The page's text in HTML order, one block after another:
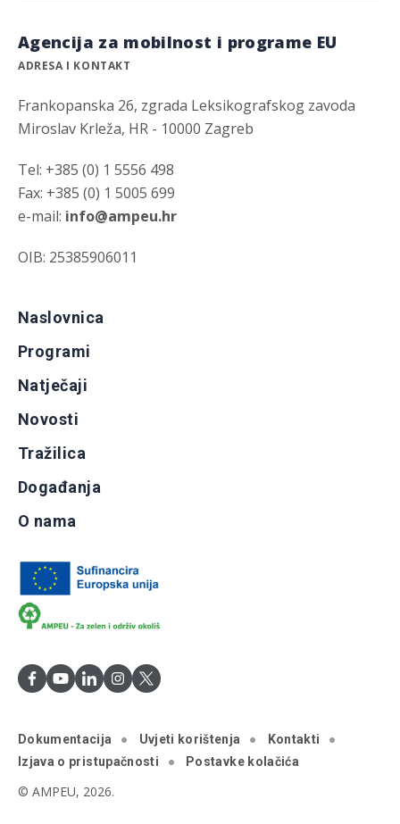
Agencija za mobilnost i programe EU
ADRESA I KONTAKT
Frankopanska 26, zgrada Leksikografskog zavoda
Miroslav Krleža, HR - 10000 Zagreb
Tel: +385 (0) 1 5556 498
Fax: +385 (0) 1 5005 699
e-mail: info@ampeu.hr
OIB: 25385906011
Naslovnica
Programi
Natječaji
Novosti
Tražilica
Događanja
O nama
Dokumentacija Uvjeti korištenja
Kontakti
Izjava o pristupačnosti
Postavke kolačića
© AMPEU, 2026.